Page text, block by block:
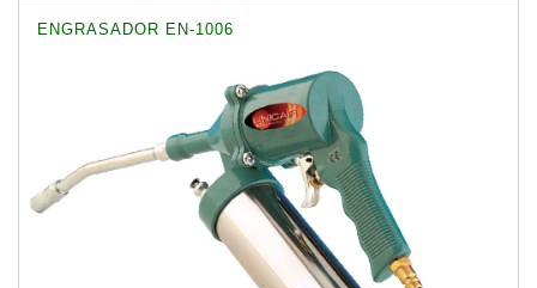
ENGRASADOR EN-1006